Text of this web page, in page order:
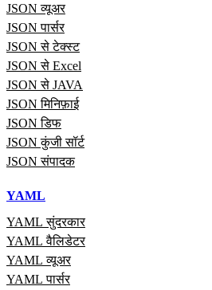
JSON व्यूअर
JSON पार्सर
JSON से टेक्स्ट
JSON से Excel
JSON से JAVA
JSON मिनिफ़ाई
JSON डिफ
JSON कुंजी सॉर्ट
JSON संपादक
YAML
YAML सुंदरकार
YAML वैलिडेटर
YAML व्यूअर
YAML पार्सर